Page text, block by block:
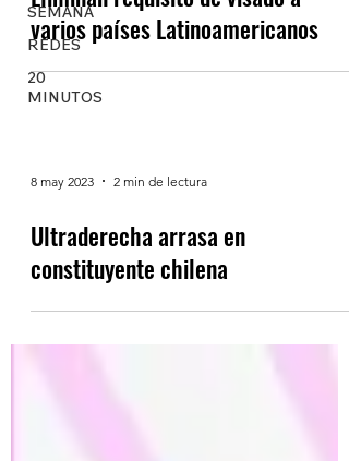
SEMANA
REDES
20
MINUTOS
varios países Latinoamericanos
8 may 2023 2 min de lectura
Ultraderecha arrasa en
constituyente chilena